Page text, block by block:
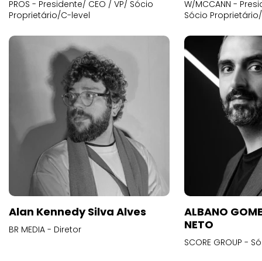
PROS - Presidente/ CEO / VP/ Sócio
Proprietário/C-level
W/MCCANN -
Sócio
Alan Kennedy Silva Alves
BR MEDIA - Diretor
ALBANO
NETO
SCORE GROUP -